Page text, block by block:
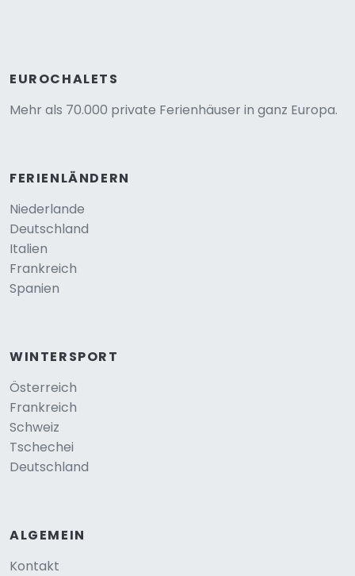
EUROCHALETS
Mehr als 70.000 private Ferienhäuser in ganz Europa.
FERIENLÄNDERN
Niederlande
Deutschland
Italien
Frankreich
Spanien
WINTERSPORT
Österreich
Frankreich
Schweiz
Tschechei
Deutschland
ALGEMEIN
Kontakt